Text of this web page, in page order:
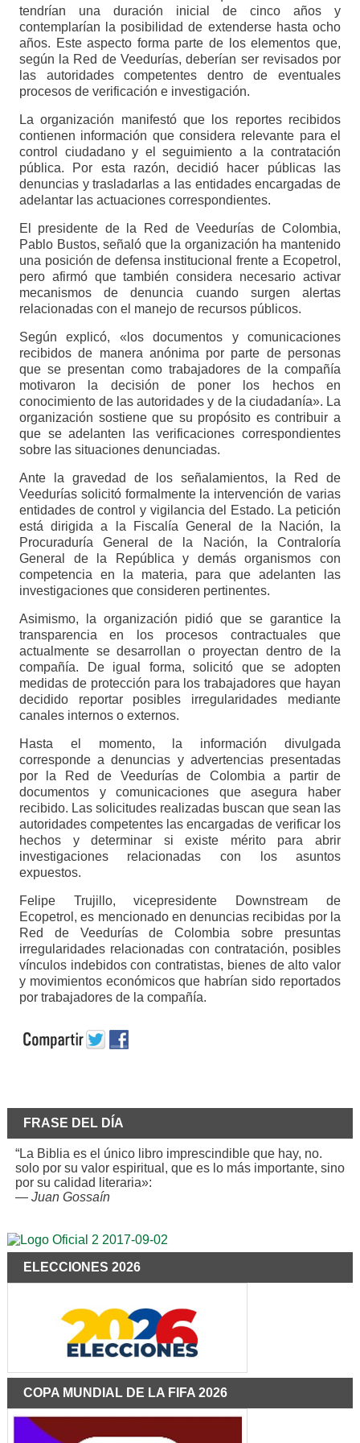
tendrían una duración inicial de cinco años y
contemplarían la posibilidad de extenderse hasta ocho
años. Este aspecto forma parte de los elementos que,
según la Red de Veedurías, deberían ser revisados por
las autoridades competentes dentro de eventuales
procesos de verificación e investigación.
La organización manifestó que los reportes recibidos
contienen información que considera relevante para el
control ciudadano y el seguimiento a la contratación
pública. Por esta razón, decidió hacer públicas las
denuncias y trasladarlas a las entidades encargadas de
adelantar las actuaciones correspondientes.
El presidente de la Red de Veedurías de Colombia,
Pablo Bustos, señaló que la organización ha mantenido
una posición de defensa institucional frente a Ecopetrol,
pero afirmó que también considera necesario activar
mecanismos de denuncia cuando surgen alertas
relacionadas con el manejo de recursos públicos.
Según explicó, «los documentos y comunicaciones
recibidos de manera anónima por parte de personas
que se presentan como trabajadores de la compañía
motivaron la decisión de poner los hechos en
conocimiento de las autoridades y de la ciudadanía». La
organización sostiene que su propósito es contribuir a
que se adelanten las verificaciones correspondientes
sobre las situaciones denunciadas.
Ante la gravedad de los señalamientos, la Red de
Veedurías solicitó formalmente la intervención de varias
entidades de control y vigilancia del Estado. La petición
está dirigida a la Fiscalía General de la Nación, la
Procuraduría General de la Nación, la Contraloría
General de la República y demás organismos con
competencia en la materia, para que adelanten las
investigaciones que consideren pertinentes.
Asimismo, la organización pidió que se garantice la
transparencia en los procesos contractuales que
actualmente se desarrollan o proyectan dentro de la
compañía. De igual forma, solicitó que se adopten
medidas de protección para los trabajadores que hayan
decidido reportar posibles irregularidades mediante
canales internos o externos.
Hasta el momento, la información divulgada
corresponde a denuncias y advertencias presentadas
por la Red de Veedurías de Colombia a partir de
documentos y comunicaciones que asegura haber
recibido. Las solicitudes realizadas buscan que sean las
autoridades competentes las encargadas de verificar los
hechos y determinar si existe mérito para abrir
investigaciones relacionadas con los asuntos
expuestos.
Felipe Trujillo, vicepresidente Downstream de
Ecopetrol, es mencionado en denuncias recibidas por la
Red de Veedurías de Colombia sobre presuntas
irregularidades relacionadas con contratación, posibles
vínculos indebidos con contratistas, bienes de alto valor
y movimientos económicos que habrían sido reportados
por trabajadores de la compañía.
FRASE DEL DÍA
“La Biblia es el único libro imprescindible que hay, no.
solo por su valor espiritual, que es lo más importante, sino
por su calidad literaria»:
— Juan Gossaín
ELECCIONES 2026
COPA MUNDIAL DE LA FIFA 2026